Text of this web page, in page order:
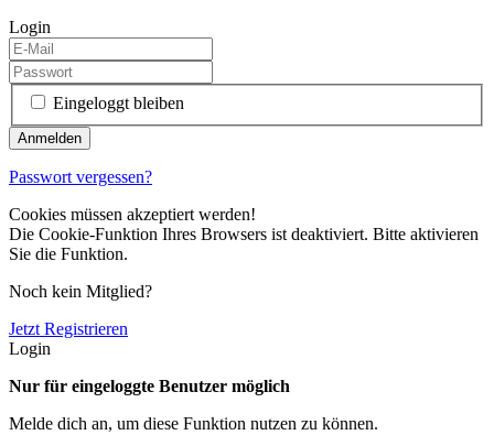
Login
Eingeloggt bleiben
Passwort vergessen?
Cookies müssen akzeptiert werden!
Die Cookie-Funktion Ihres Browsers ist deaktiviert. Bitte aktivieren
Sie die Funktion.
Noch kein Mitglied?
Jetzt Registrieren
Login
Nur für eingeloggte Benutzer möglich
Melde dich an, um diese Funktion nutzen zu können.